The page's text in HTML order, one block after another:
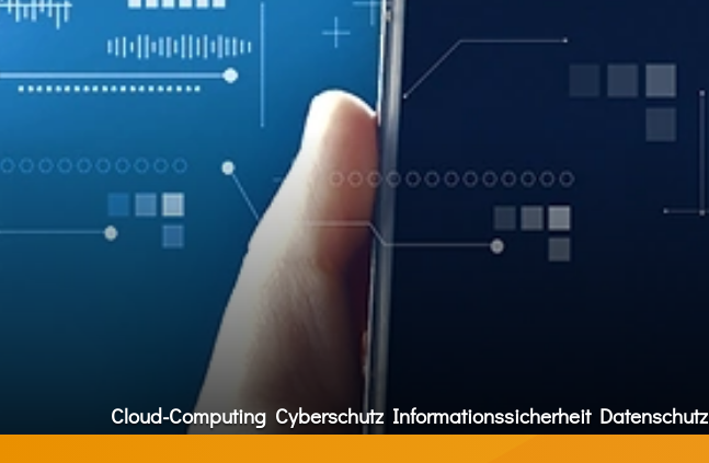
Cloud-Computing Cyberschutz Informationssicherheit Datenschutz